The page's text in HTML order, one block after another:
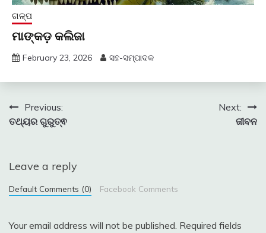
ଗଳ୍ପ
ମାଙ୍କଡ଼ କଲିଜା
February 23, 2026 ସହ-ସମ୍ପାଦକ
Post
navigation
Previous:
ତଥ୍ୟର ଗୁରୁତ୍ଵ
Next:
ଜୀବନ
Leave a reply
Default Comments (0) Facebook Comments
Your email address will not be published. Required fields